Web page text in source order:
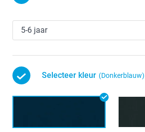
Selecteer kleur (Donkerblauw)